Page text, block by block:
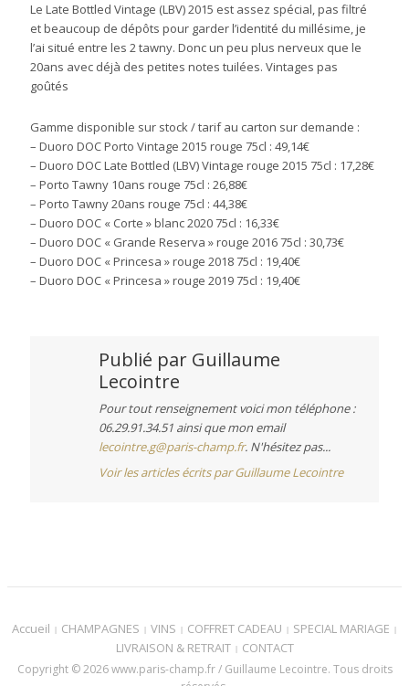
Le Late Bottled Vintage (LBV) 2015 est assez spécial, pas filtré
et beaucoup de dépôts pour garder l’identité du millésime, je
l’ai situé entre les 2 tawny. Donc un peu plus nerveux que le
20ans avec déjà des petites notes tuilées. Vintages pas
goûtés
Gamme disponible sur stock / tarif au carton sur demande :
– Duoro DOC Porto Vintage 2015 rouge 75cl : 49,14€
– Duoro DOC Late Bottled (LBV) Vintage rouge 2015 75cl : 17,28€
– Porto Tawny 10ans rouge 75cl : 26,88€
– Porto Tawny 20ans rouge 75cl : 44,38€
– Duoro DOC « Corte » blanc 2020 75cl : 16,33€
– Duoro DOC « Grande Reserva » rouge 2016 75cl : 30,73€
– Duoro DOC « Princesa » rouge 2018 75cl : 19,40€
– Duoro DOC « Princesa » rouge 2019 75cl : 19,40€
Publié par Guillaume
Lecointre
Pour tout renseignement voici mon téléphone :
06.29.91.34.51 ainsi que mon email
lecointre.g@paris-champ.fr. N'hésitez pas...
Voir les articles écrits par Guillaume Lecointre
Accueil CHAMPAGNES VINS COFFRET CADEAU
SPECIAL MARIAGE
LIVRAISON & RETRAIT
CONTACT
Copyright © 2026 www.paris-champ.fr / Guillaume Lecointre. Tous droits